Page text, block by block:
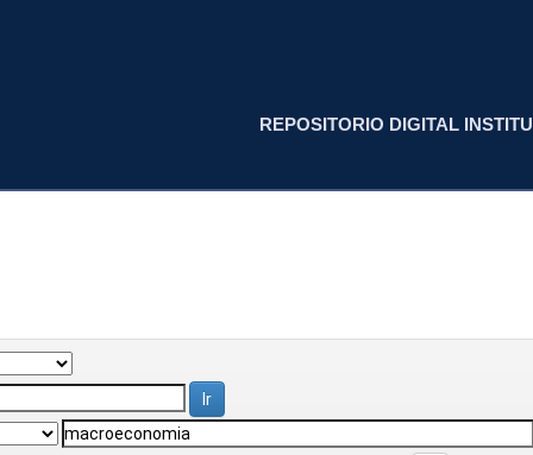
REPOSITORIO DIGITAL